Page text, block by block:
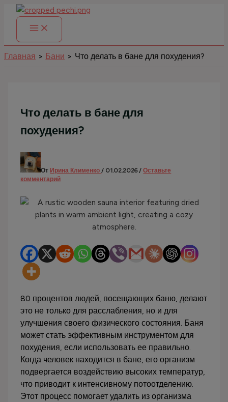
Перейти
содержимому
Главная Бани Что делать в бане для похудения?
Что делать в бане для
похудения?
От Ирина Клименко/ 01.02.2026/Оставьте
комментарий
80 процентов людей, посещающих баню, делают
это не только для расслабления, но и для
улучшения своего физического состояния. Баня
может стать эффективным инструментом для
похудения, если использовать ее правильно.
Когда человек находится в бане, его организм
подвергается воздействию высоких температур,
что приводит к интенсивному потоотделению.
Этот процесс помогает удалить из организма